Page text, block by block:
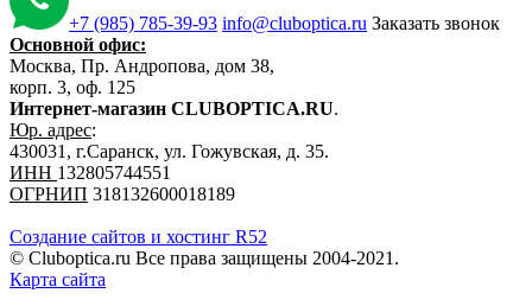
+7 (985) 785-39-93 info@cluboptica.ru Заказать звонок
Основной офис:
Москва, Пр. Андропова, дом 38,
корп. 3, оф. 125
Интернет-магазин CLUBOPTICA.RU.
Юр. адрес:
430031, г.Саранск, ул. Гожувская, д. 35.
ИНН 132805744551
ОГРНИП 318132600018189
Создание сайтов и хостинг R52
© Cluboptica.ru Все права защищены 2004-2021.
Карта сайта